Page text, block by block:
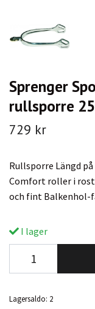
Sprenger
rullsporre
729 kr
Rullsporre Längd
Comfort roller i
och fint Balkenhol-
I lager
Lagersaldo: 2